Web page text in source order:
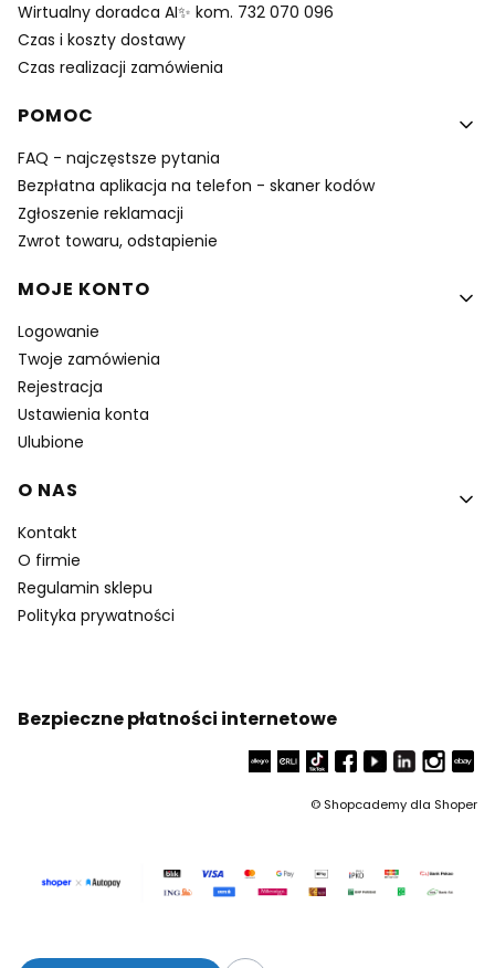
Wirtualny doradca AI✨ kom. 732 070 096
Czas i koszty dostawy
Czas realizacji zamówienia
POMOC
FAQ - najczęstsze pytania
Bezpłatna aplikacja na telefon - skaner kodów
Zgłoszenie reklamacji
Zwrot towaru, odstapienie
MOJE KONTO
Logowanie
Twoje zamówienia
Rejestracja
Ustawienia konta
Ulubione
O NAS
Kontakt
O firmie
Regulamin sklepu
Polityka prywatności
Bezpieczne płatności internetowe
© Shopcademy dla Shoper